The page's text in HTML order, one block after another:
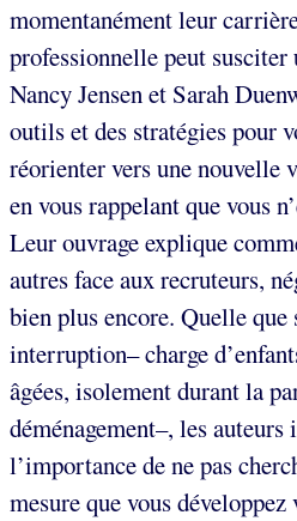
momentanément leur
professionnelle peut susciter
Nancy Jensen et Sarah
outils et des stratégies pour
réorienter vers une nouvelle
en vous rappelant que vous
Leur ouvrage explique
autres face aux recruteurs,
bien plus encore. Quelle
interruption– charge
âgées, isolement durant la
déménagement–, les auteurs
l’importance de ne pas
mesure que vous